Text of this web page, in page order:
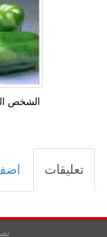
الشخص
تعليقات